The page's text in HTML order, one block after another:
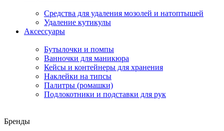
Средства для удаления мозолей и натоптышей
Удаление кутикулы
Аксессуары
Бутылочки и помпы
Ванночки для маникюра
Кейсы и контейнеры для хранения
Наклейки на типсы
Палитры (ромашки)
Подлокотники и подставки для рук
Бренды